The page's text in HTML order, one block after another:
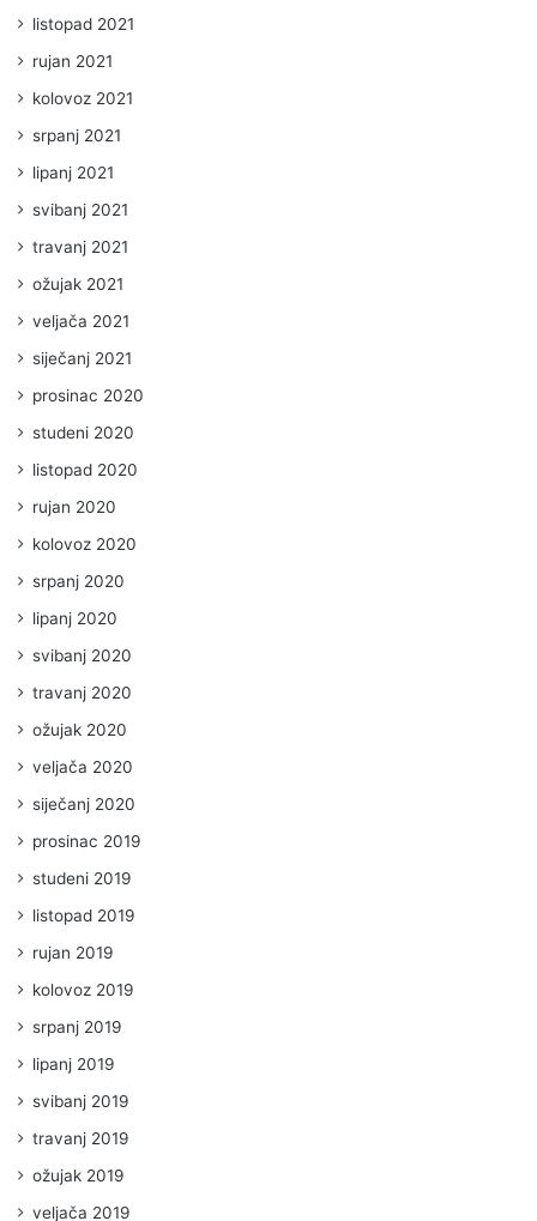
listopad 2021
rujan 2021
kolovoz 2021
srpanj 2021
lipanj 2021
svibanj 2021
travanj 2021
ožujak 2021
veljača 2021
siječanj 2021
prosinac 2020
studeni 2020
listopad 2020
rujan 2020
kolovoz 2020
srpanj 2020
lipanj 2020
svibanj 2020
travanj 2020
ožujak 2020
veljača 2020
siječanj 2020
prosinac 2019
studeni 2019
listopad 2019
rujan 2019
kolovoz 2019
srpanj 2019
lipanj 2019
svibanj 2019
travanj 2019
ožujak 2019
veljača 2019